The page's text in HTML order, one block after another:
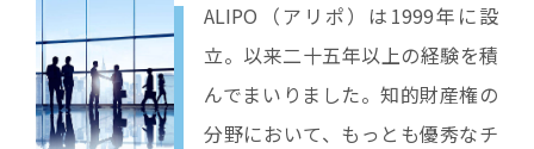
ALIPO（アリポ）は1999年に設
立。以来二十五年以上の経験を積
んでまいりました。知的財産権の
分野において、もっとも優秀なチ